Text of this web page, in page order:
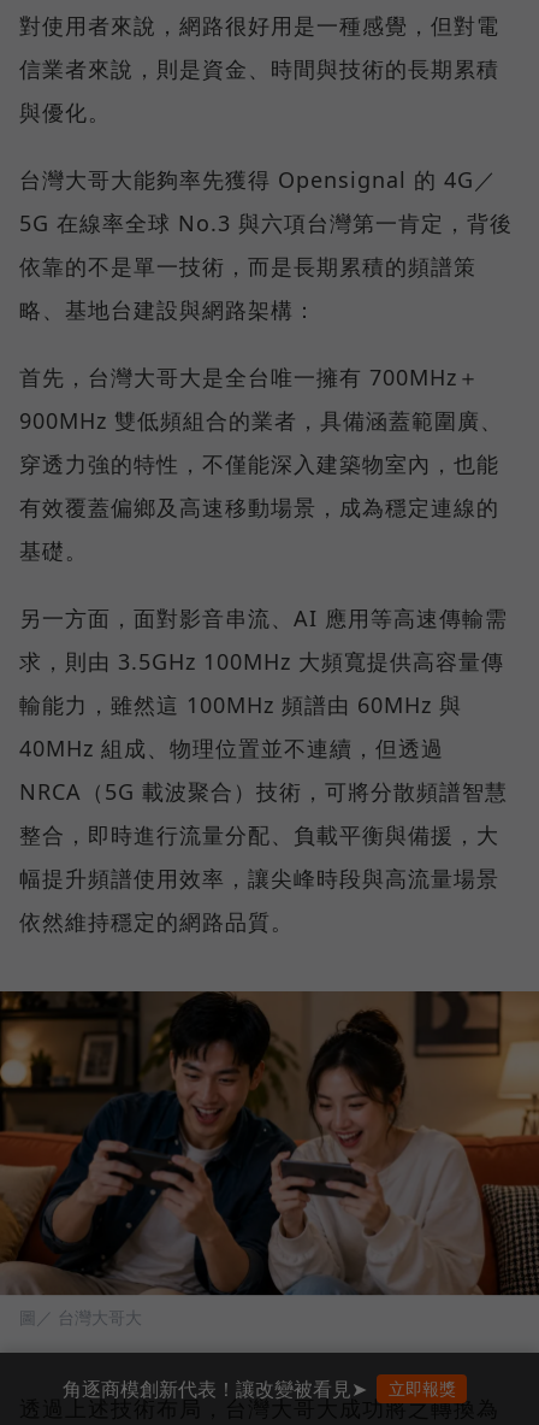
對使用者來說，網路很好用是一種感覺，但對電
信業者來說，則是資金、時間與技術的長期累積
與優化。
台灣大哥大能夠率先獲得 Opensignal 的 4G／
5G 在線率全球 No.3 與六項台灣第一肯定，背後
依靠的不是單一技術，而是長期累積的頻譜策
略、基地台建設與網路架構：
首先，台灣大哥大是全台唯一擁有 700MHz＋
900MHz 雙低頻組合的業者，具備涵蓋範圍廣、
穿透力強的特性，不僅能深入建築物室內，也能
有效覆蓋偏鄉及高速移動場景，成為穩定連線的
基礎。
另一方面，面對影音串流、AI 應用等高速傳輸需
求，則由 3.5GHz 100MHz 大頻寬提供高容量傳
輸能力，雖然這 100MHz 頻譜由 60MHz 與
40MHz 組成、物理位置並不連續，但透過
NRCA（5G 載波聚合）技術，可將分散頻譜智慧
整合，即時進行流量分配、負載平衡與備援，大
幅提升頻譜使用效率，讓尖峰時段與高流量場景
依然維持穩定的網路品質。
圖／ 台灣大哥大
透過上述技術布局，台灣大哥大成功將之轉換為
角逐商模創新代表！讓改變被看見➤ 立即報獎